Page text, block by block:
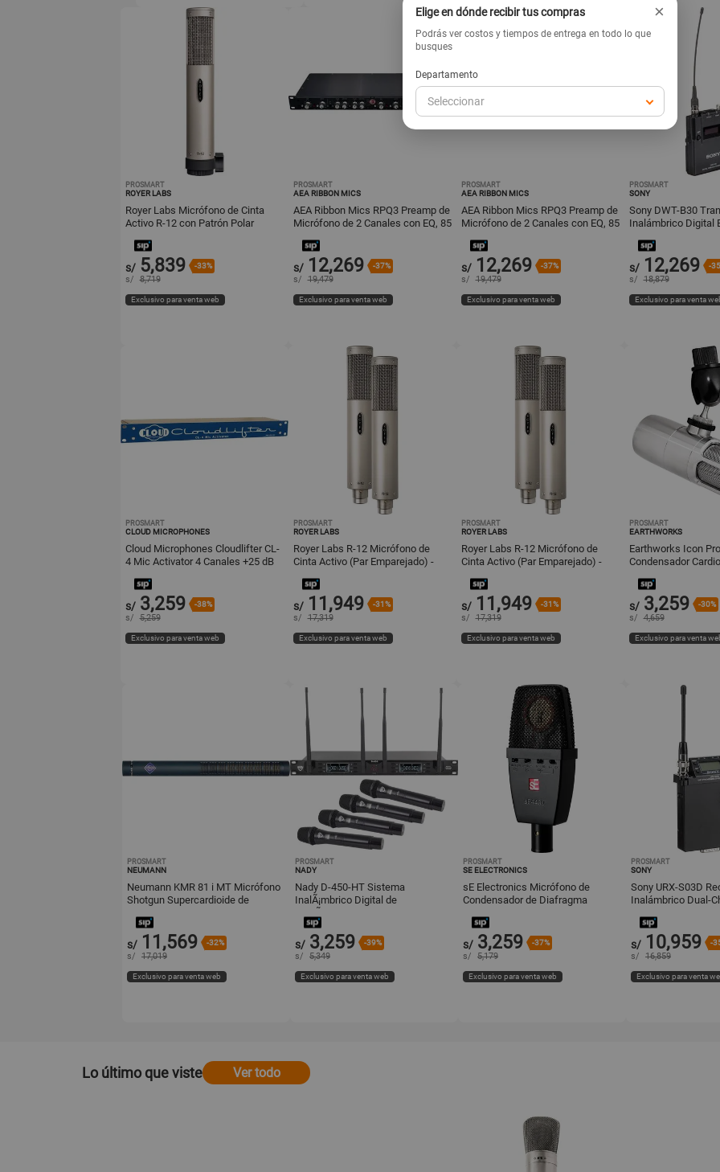
PROSMART
ROYER LABS
Royer Labs Micrófono de Cinta
Activo R-12 con Patrón Polar
s/ 5,839 -33%
s/ 8,719
Exclusivo para venta web
PROSMART
AEA RIBBON MICS
AEA Ribbon Mics RPQ3 Preamp de
Micrófono de 2 Canales con EQ, 85
s/ 12,269 -37%
s/ 19,479
Exclusivo para venta web
PROSMART
AEA RIBBON MICS
AEA Ribbon Mics RPQ3 Preamp de
Micrófono de 2 Canales con EQ, 85
s/ 12,269 -37%
s/ 19,479
Exclusivo para venta web
PROSMART
SONY
Sony DWT-B30
Inalámbrico Digital
s/ 12,269 -
s/ 18,879
Exclusivo para venta
PROSMART
CLOUD MICROPHONES
Cloud Microphones Cloudlifter CL-
4 Mic Activator 4 Canales +25 dB
s/ 3,259 -38%
s/ 5,259
Exclusivo para venta web
PROSMART
ROYER LABS
Royer Labs R-12 Micrófono de
Cinta Activo (Par Emparejado) -
s/ 11,949 -31%
s/ 17,319
Exclusivo para venta web
PROSMART
ROYER LABS
Royer Labs R-12 Micrófono de
Cinta Activo (Par Emparejado) -
s/ 11,949 -31%
s/ 17,319
Exclusivo para venta web
PROSMART
EARTHWORKS
Earthworks Icon
Condensador
s/ 3,259 -30%
s/ 4,659
Exclusivo para venta
PROSMART
NEUMANN
Neumann KMR 81 i MT Micrófono
Shotgun Supercardioide de
s/ 11,569 -32%
s/ 17,019
Exclusivo para venta web
PROSMART
NADY
Nady D-450-HT Sistema
InalÃ¡mbrico Digital de
Personas, 4 MicrÃ
s/ 3,259 -39%
s/ 5,349
Exclusivo para venta web
PROSMART
SE ELECTRONICS
sE Electronics Micrófono de
Condensador de Diafragma
de C
s/ 3,259 -37%
s/ 5,179
Exclusivo para venta web
PROSMART
SONY
Sony URX-S03D
Inalámbrico Dual-
Divers
s/ 10,959 -
s/ 16,859
Exclusivo para venta
Lo último que viste Ver todo
Elige en dónde recibir tus compras ×
Podrás ver costos y tiempos de entrega en todo lo que
busques
Departamento
Seleccionar